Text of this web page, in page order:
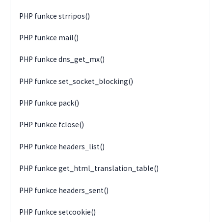
PHP funkce strripos()
PHP funkce mail()
PHP funkce dns_get_mx()
PHP funkce set_socket_blocking()
PHP funkce pack()
PHP funkce fclose()
PHP funkce headers_list()
PHP funkce get_html_translation_table()
PHP funkce headers_sent()
PHP funkce setcookie()